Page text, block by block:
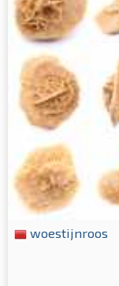
woestijnroos